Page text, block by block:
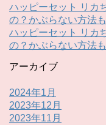
ハッピーセット リカ
の？かぶらない方法も
ハッピーセット リカ
の？かぶらない方法も
アーカイブ
2024年1月
2023年12月
2023年11月